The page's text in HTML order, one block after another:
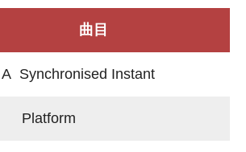
曲目
A Synchronised Instant